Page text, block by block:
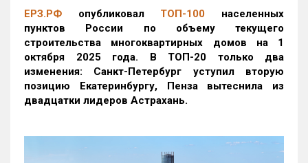
ЕРЗ.РФ опубликовал ТОП-100 населенных
пунктов России по объему текущего
строительства многоквартирных домов на 1
октября 2025 года. В ТОП-20 только два
изменения: Санкт-Петербург уступил вторую
позицию Екатеринбургу, Пенза вытеснила из
двадцатки лидеров Астрахань.